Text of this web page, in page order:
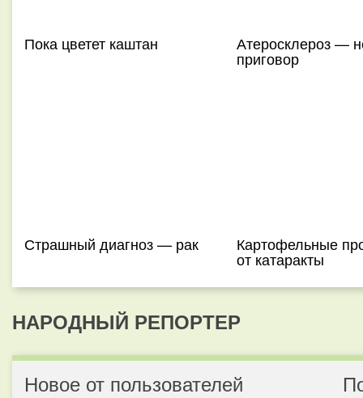
Пока цветет каштан Атеросклероз —
приговор
Страшный диагноз — рак Картофельные
от катаракты
НАРОДНЫЙ РЕПОРТЕР
Новое от пользователей